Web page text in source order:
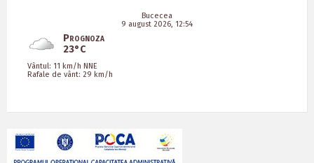
Bucecea
9 august 2026, 12:54
Prognoza
23°C
Vântul: 11 km/h NNE
Rafale de vânt: 29 km/h